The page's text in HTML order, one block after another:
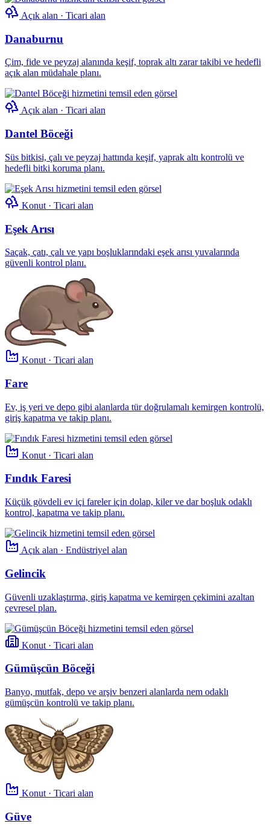
Açık alan · Ticari alan
Danaburnu
Çim, fide ve peyzaj alanında keşif, toprak altı zarar takibi ve hedefli
açık alan müdahale planı.
Açık alan · Ticari alan
Dantel Böceği
Süs bitkisi, çalı ve peyzaj hattında keşif, yaprak altı kontrolü ve
hedefli bitki koruma planı.
Konut · Ticari alan
Eşek Arısı
Saçak, çatı, çalı ve yapı boşluklarındaki eşek arısı yuvalarında
güvenli kontrol planı.
Konut · Ticari alan
Fare
Ev, iş yeri ve depo gibi alanlarda tür doğrulamalı kemirgen kontrolü,
giriş kapatma ve takip planı.
Konut · Ticari alan
Fındık Faresi
Küçük gövdeli ev içi fareler için dolap, kiler ve dar boşluk odaklı
kontrol, kapatma ve takip planı.
Açık alan · Endüstriyel alan
Gelincik
Güvenli uzaklaştırma, giriş kapatma ve kemirgen çekimini azaltan
çevresel plan.
Konut · Ticari alan
Gümüşcün Böceği
Banyo, mutfak, depo ve arşiv benzeri alanlarda nem odaklı
gümüşcün kontrolü ve takip planı.
Konut · Ticari alan
Güve